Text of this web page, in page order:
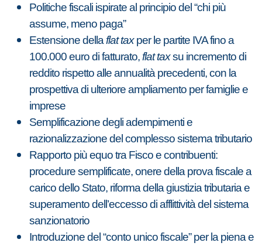
Politiche fiscali ispirate al principio del “chi più
assume, meno paga”
Estensione della flat taxper le partite IVA fino a
100.000 euro di fatturato, flat taxsu incremento di
reddito rispetto alle annualità precedenti, con la
prospettiva di ulteriore ampliamento per famiglie e
imprese
Semplificazione degli adempimenti e
razionalizzazione del complesso sistema tributario
Rapporto più equo tra Fisco e contribuenti:
procedure semplificate, onere della prova fiscale a
carico dello Stato, riforma della giustizia tributaria e
superamento dell’eccesso di afflittività del sistema
sanzionatorio
Introduzione del “conto unico fiscale” per la piena e